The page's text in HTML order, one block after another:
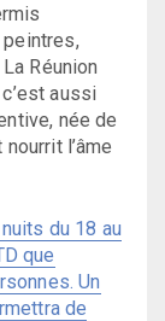
Réunion
aussi
née de
l’âme
du 18 au
que
Un
de